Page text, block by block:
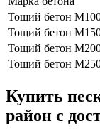
Тощий бетон
Тощий бетон
Тощий бетон
Тощий бетон
Купить
район с